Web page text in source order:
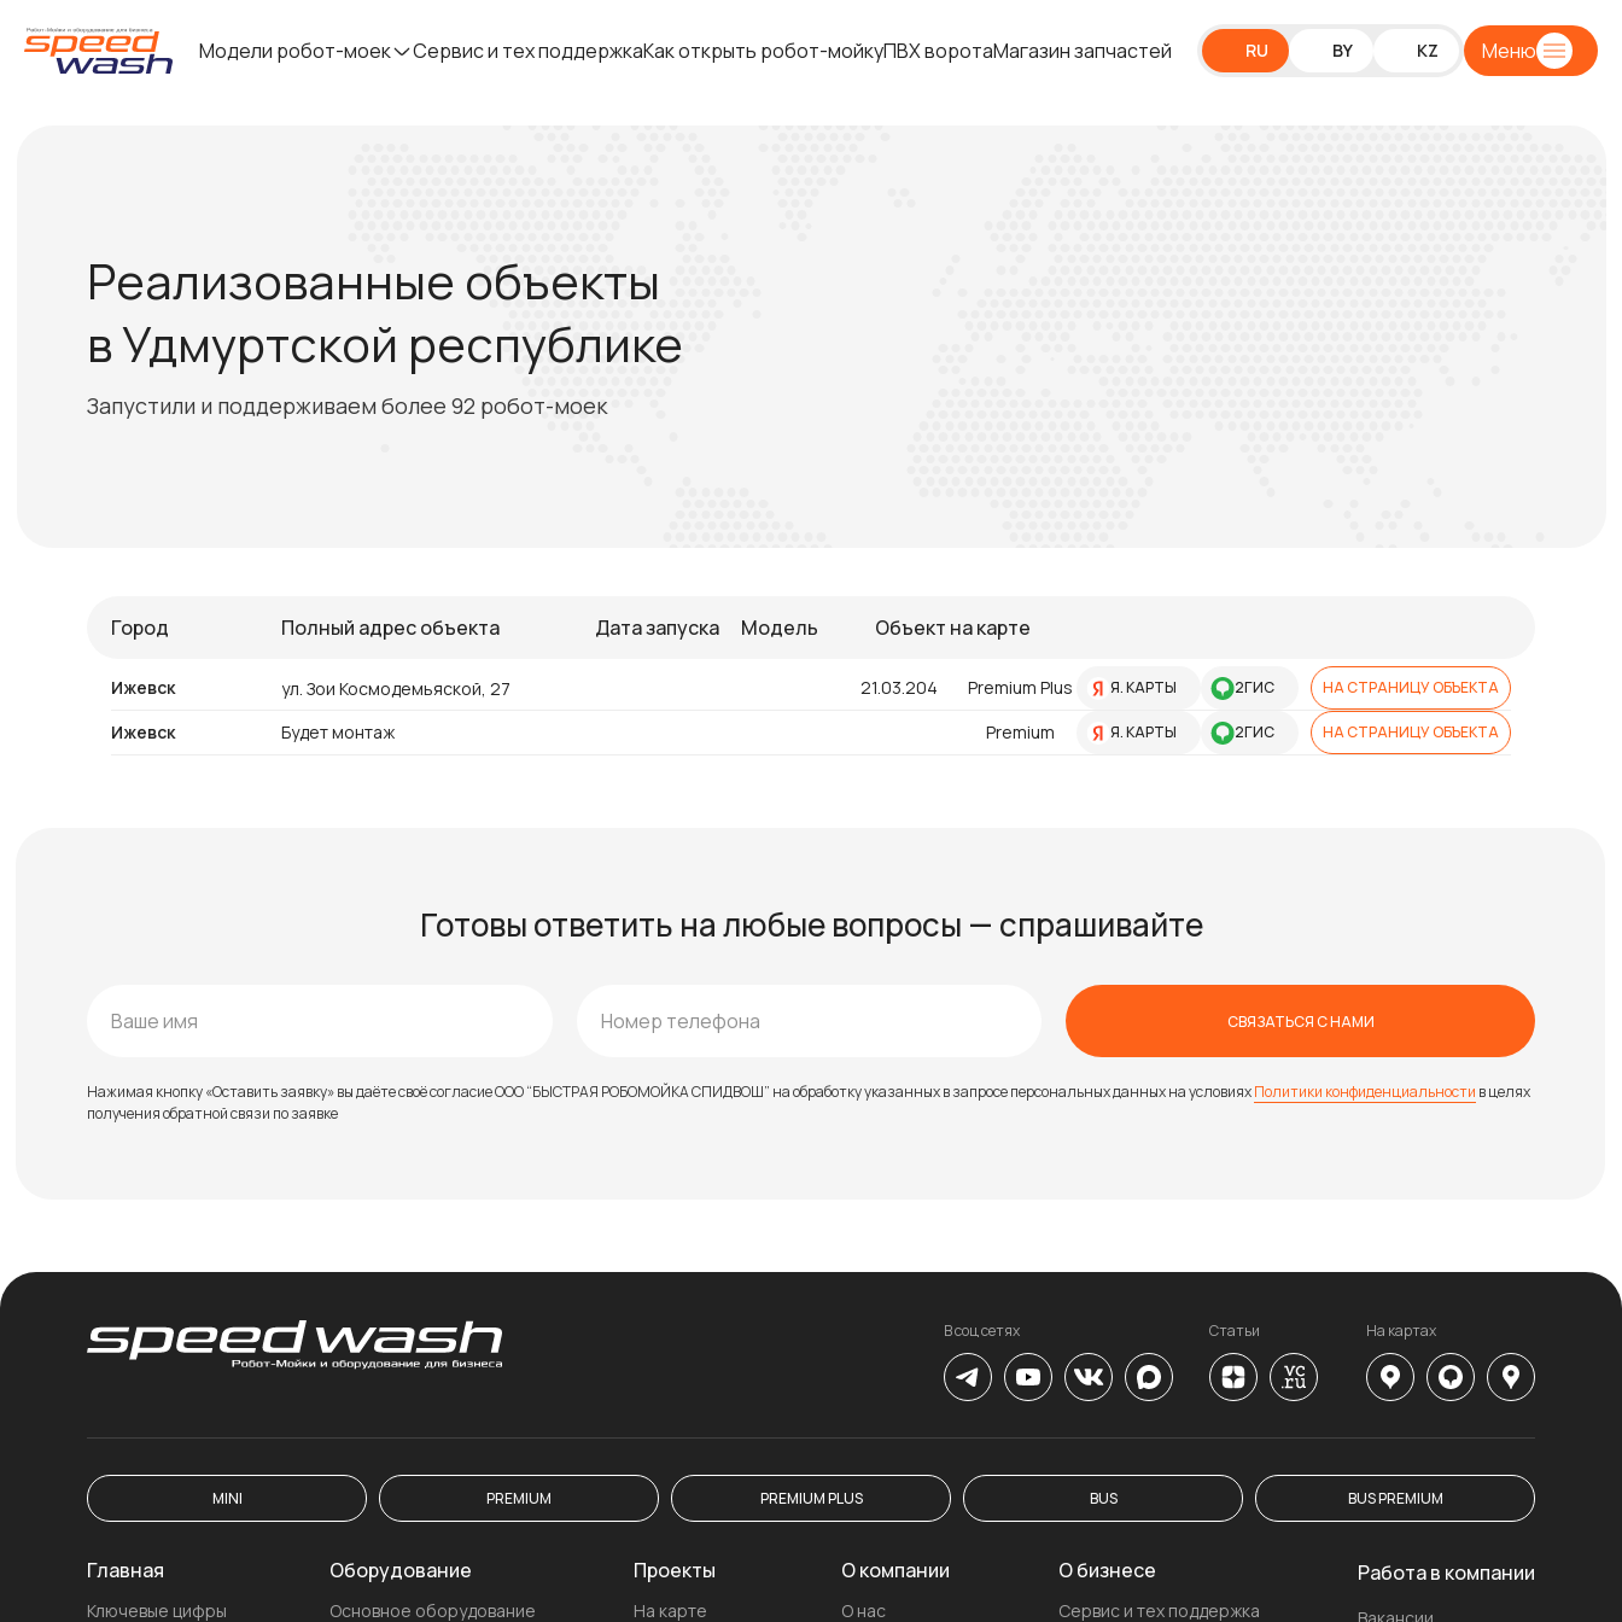
Модели робот-моек Сервис и тех поддержкаКак открыть робот-мойкуПВХ воротаМагазин запчастей RU BY KZ Меню
Реализованные объекты
в Удмуртской республике
Запустили и поддерживаем более 92 робот-моек
Город Полный адрес объекта Дата запуска Модель Объект на карте
Ижевск ул. Зои Космодемьяской, 27 21.03.204 Premium Plus Я. КАРТЫ 2ГИС НА СТРАНИЦУ ОБЪЕКТА
Ижевск Будет монтаж Premium Я. КАРТЫ 2ГИС НА СТРАНИЦУ ОБЪЕКТА
Готовы ответить на любые вопросы — спрашивайте
СВЯЗАТЬСЯ С НАМИ
Нажимая кнопку «Оставить заявку» вы даёте своё согласие ООО “БЫСТРАЯ РОБОМОЙКА СПИДВОШ” на обработку указанных в запросе персональных данных на условияхПолитики конфиденциальности в целях
получения обратной связи по заявке
В соц сетях Статьи На картах
MINI PREMIUM BUS
PREMIUM PLUS BUS PREMIUM
Работа в компании
О бизнесе
Сервис и тех поддержка
О компании
О нас
Проекты
На карте
Оборудование
Основное оборудование
Главная
Ключевые цифры